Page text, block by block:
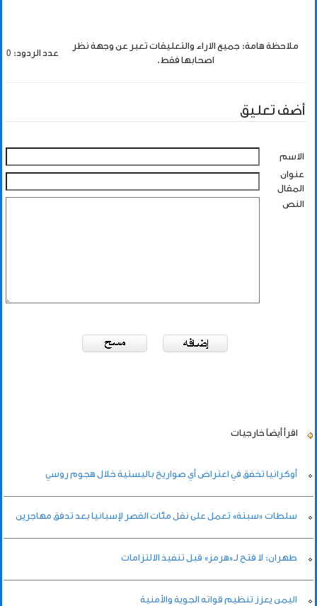
ملاحظة هامة: جميع الاراء والتعليقات تعبر عن وجهة نظر
اصحابها فقط.
عدد الردود: 0
أضف تعليق
الاسم
عنوان
المقال
النص
اقرأ أيضاً خارجيات
أوكرانيا تخفق في اعتراض أي صواريخ باليستية خلال هجوم روسي
سلطات «سبتة» تعمل على نقل مئات القصر لإسبانيا بعد تدفق مهاجرين
طهران: لا فتح لـ«هرمز» قبل تنفيذ الالتزامات
اليمن يعزز تنظيم قواته الجوية والأمنية